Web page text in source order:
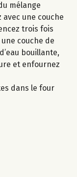
mélange
une couche
trois fois
couche de
bouillante,
et enfournez
dans le four